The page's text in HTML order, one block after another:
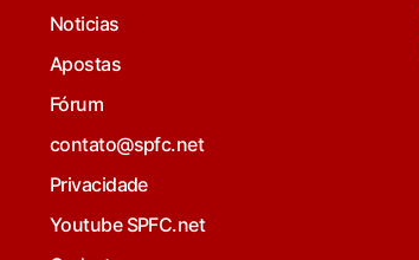
Noticias
Apostas
Fórum
contato@spfc.net
Privacidade
Youtube SPFC.net